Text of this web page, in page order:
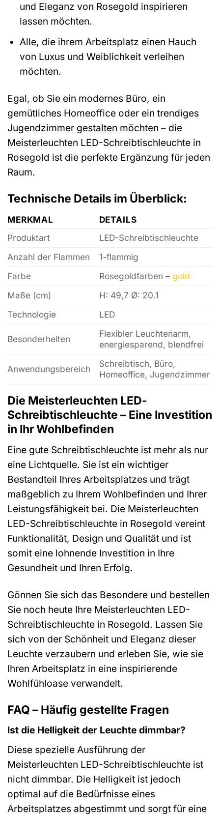
und Eleganz von Rosegold inspirieren
lassen möchten.
Alle, die ihrem Arbeitsplatz einen Hauch
von Luxus und Weiblichkeit verleihen
möchten.
Egal, ob Sie ein modernes Büro, ein
gemütliches Homeoffice oder ein trendiges
Jugendzimmer gestalten möchten – die
Meisterleuchten LED-Schreibtischleuchte in
Rosegold ist die perfekte Ergänzung für jeden
Raum.
Technische Details im Überblick:
MERKMAL
DETAILS
Produktart
LED-Schreibtischleuchte
Anzahl der Flammen
1-flammig
Farbe
Rosegoldfarben – gold
Maße (cm)
H: 49,7 Ø: 20.1
Technologie
LED
Besonderheiten
Flexibler Leuchtenarm,
energiesparend, blendfrei
Anwendungsbereich
Schreibtisch, Büro,
Homeoffice, Jugendzimmer
Die Meisterleuchten LED-
Schreibtischleuchte – Eine Investition
in Ihr Wohlbefinden
Eine gute Schreibtischleuchte ist mehr als nur
eine Lichtquelle. Sie ist ein wichtiger
Bestandteil Ihres Arbeitsplatzes und trägt
maßgeblich zu Ihrem Wohlbefinden und Ihrer
Leistungsfähigkeit bei. Die Meisterleuchten
LED-Schreibtischleuchte in Rosegold vereint
Funktionalität, Design und Qualität und ist
somit eine lohnende Investition in Ihre
Gesundheit und Ihren Erfolg.
Gönnen Sie sich das Besondere und bestellen
Sie noch heute Ihre Meisterleuchten LED-
Schreibtischleuchte in Rosegold. Lassen Sie
sich von der Schönheit und Eleganz dieser
Leuchte verzaubern und erleben Sie, wie sie
Ihren Arbeitsplatz in eine inspirierende
Wohlfühloase verwandelt.
FAQ – Häufig gestellte Fragen
Ist die Helligkeit der Leuchte dimmbar?
Diese spezielle Ausführung der
Meisterleuchten LED-Schreibtischleuchte ist
nicht dimmbar. Die Helligkeit ist jedoch
optimal auf die Bedürfnisse eines
Arbeitsplatzes abgestimmt und sorgt für eine